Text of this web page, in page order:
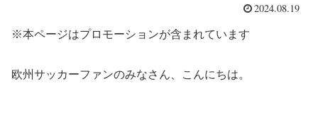
2024.08.19
※本ページはプロモーションが含まれています
欧州サッカーファンのみなさん、こんにちは。